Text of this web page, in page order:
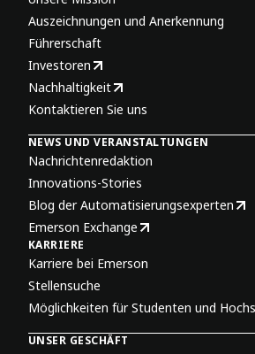
Auszeichnungen und Anerkennung
Führerschaft
Investoren
Nachhaltigkeit
Kontaktieren Sie uns
NEWS UND VERANSTALTUNGEN
Nachrichtenredaktion
Innovations-Stories
Blog der Automatisierungsexperten
Emerson Exchange
KARRIERE
Karriere bei Emerson
Stellensuche
Möglichkeiten für Studenten und
UNSER GESCHÄFT